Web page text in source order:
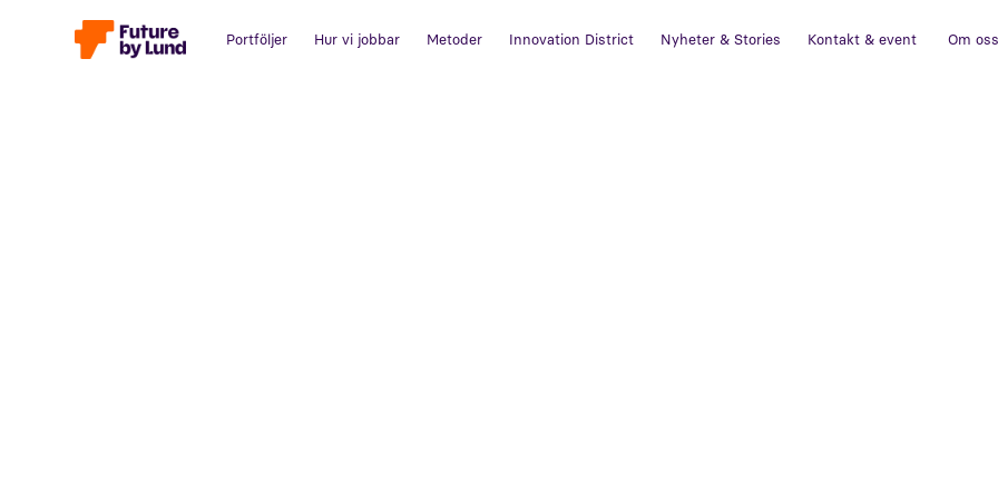
Portföljer Hur vi jobbar Metoder Innovation District Nyheter & Stories Kontakt & event Om